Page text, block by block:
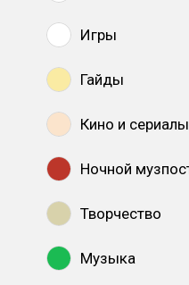
Игры
Гайды
Кино и сериалы
Творчество
Музыка